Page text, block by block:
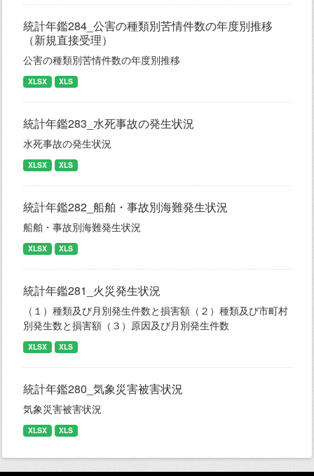
統計年鑑284_公害の種類別苦情件数の年度別推移
（新規直接受理）
公害の種類別苦情件数の年度別推移
XLSX XLS
統計年鑑283_水死事故の発生状況
水死事故の発生状況
XLSX XLS
統計年鑑282_船舶・事故別海難発生状況
船舶・事故別海難発生状況
XLSX XLS
統計年鑑281_火災発生状況
（１）種類及び月別発生件数と損害額（２）種類及び市町村
別発生数と損害額（３）原因及び月別発生件数
XLSX XLS
統計年鑑280_気象災害被害状況
気象災害被害状況
XLSX XLS